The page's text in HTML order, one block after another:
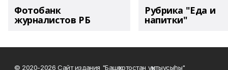
Фотобанк
журналистов РБ
Рубрика "Еда и
напитки"
© 2020-2026 Сайт издания "Башҡортостан уҡытыусыһы"